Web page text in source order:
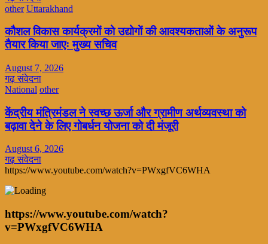
other Uttarakhand
कौशल विकास कार्यक्रमों को उद्योगों की आवश्यकताओं के अनुरूप
तैयार किया जाएः मुख्य सचिव
August 7, 2026
गढ़ संवेदना
National other
केंद्रीय मंत्रिमंडल ने स्वच्छ ऊर्जा और ग्रामीण अर्थव्यवस्था को
बढ़ावा देने के लिए गोबर्धन योजना को दी मंजूरी
August 6, 2026
गढ़ संवेदना
https://www.youtube.com/watch?v=PWxgfVC6WHA
https://www.youtube.com/watch?
v=PWxgfVC6WHA